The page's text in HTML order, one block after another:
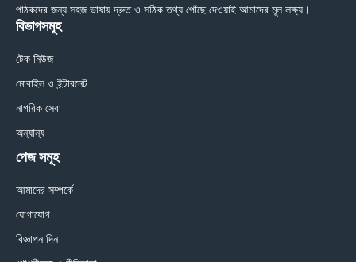
পাঠকদের জন্য সহজ ভাষায় দ্রুত ও সঠিক তথ্য পৌঁছে দেওয়াই আমাদের মূল লক্ষ্য।
বিভাগসমূহ
টেক নিউজ
মোবাইল ও ইন্টারনেট
নাগরিক সেবা
অন্যান্য
পেজ সমূহ
আমাদের সম্পর্কে
যোগাযোগ
বিজ্ঞাপন দিন